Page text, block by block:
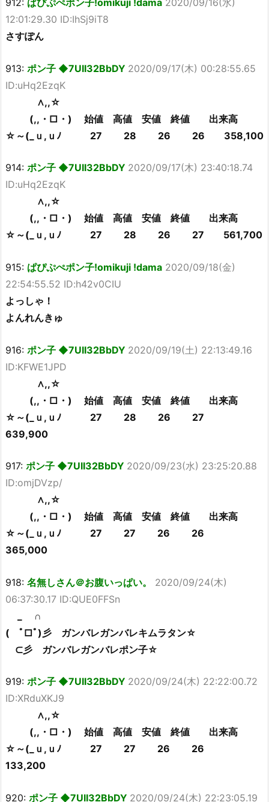
912: ぱぴぷぺポン子!omikuji !dama 2020/09/16(水)
12:01:29.30 ID:IhSj9iT8
さすぽん
913: ポン子 ◆7UII32BbDY 2020/09/17(木) 00:28:55.65
ID:uHq2EzqK
∧,,☆
(,,・□・) 始値 高値 安値 終値 出来高
☆～(_ｕ,ｕﾉ 27 28 26 26 358,100
914: ポン子 ◆7UII32BbDY 2020/09/17(木) 23:40:18.74
ID:uHq2EzqK
∧,,☆
(,,・□・) 始値 高値 安値 終値 出来高
☆～(_ｕ,ｕﾉ 27 28 26 27 561,700
915: ぱぴぷぺポン子!omikuji !dama 2020/09/18(金)
22:54:55.52 ID:h42v0CIU
よっしゃ！
よんれんきゅ
916: ポン子 ◆7UII32BbDY 2020/09/19(土) 22:13:49.16
ID:KFWE1JPD
∧,,☆
(,,・□・) 始値 高値 安値 終値 出来高
☆～(_ｕ,ｕﾉ 27 28 26 27
639,900
917: ポン子 ◆7UII32BbDY 2020/09/23(水) 23:25:20.88
ID:omjDVzp/
∧,,☆
(,,・□・) 始値 高値 安値 終値 出来高
☆～(_ｕ,ｕﾉ 27 27 26 26
365,000
918: 名無しさん＠お腹いっぱい。
2020/09/24(木)
06:37:30.17 ID:QUE0FFSn
_ ∩
( ﾟ□ﾟ)彡 ガンバレガンバレキムラタン☆
⊂彡 ガンバレガンバレポン子☆
919: ポン子 ◆7UII32BbDY 2020/09/24(木) 22:22:00.72
ID:XRduXKJ9
∧,,☆
(,,・□・) 始値 高値 安値 終値 出来高
☆～(_ｕ,ｕﾉ 27 27 26 26
133,200
920: ポン子 ◆7UII32BbDY 2020/09/24(木) 22:23:05.19